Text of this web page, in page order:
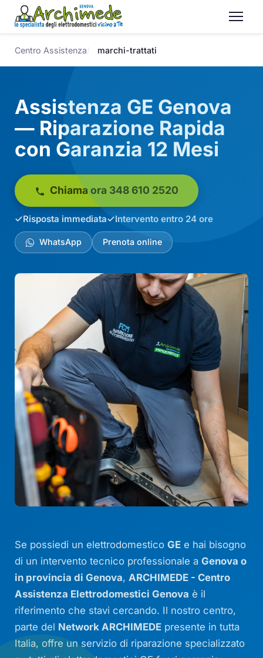
Centro Assistenza marchi-trattati
Assistenza GE Genova
— Riparazione Rapida
con Garanzia 12 Mesi
Chiama ora 348 610 2520
Risposta immediata Intervento entro 24 ore
WhatsApp Prenota online
Se possiedi un elettrodomesticoGE e hai bisogno
di un intervento tecnico professionale aGenova o
in provincia di Genova, ARCHIMEDE - Centro
Assistenza Elettrodomestici Genova è il
riferimento che stavi cercando. Il nostro centro,
parte del Network ARCHIMEDE presente in tutta
Italia, offre un servizio di riparazione specializzato